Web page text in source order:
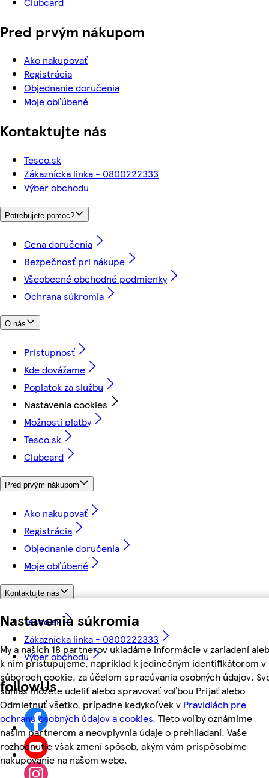
Nastavenia súkromia
My a našich 18 partnerov ukladáme informácie v zariadení
k nim pristupujeme, napríklad k jedinečným identifikátorom v
súboroch cookie, za účelom spracúvania osobných údajov.
súhlas môžete udeliť alebo spravovať voľbou Prijať alebo
Odmietnuť všetko, prípadne kedykoľvek v Pravidlách pre
ochranu osobných údajov a cookies. Tieto voľby oznámime
našim partnerom a neovplyvnia údaje o prehliadaní. Vaše
rozhodnutie však zmení spôsob, akým vám prispôsobíme
nakupovanie na našom webe.
Pred prvým nákupom
Ako nakupovať
Registrácia
Objednanie doručenia
Moje obľúbené
Kontaktujte nás
Tesco.sk
Zákaznícka linka - 0800222333
Výber obchodu
Potrebujete pomoc?
Cena doručenia
Bezpečnosť pri nákupe
Všeobecné obchodné podmienky
Ochrana súkromia
O nás
Prístupnosť
Kde dovážame
Poplatok za službu
Nastavenia cookies
Možnosti platby
Tesco.sk
Clubcard
Pred prvým nákupom
Ako nakupovať
Registrácia
Objednanie doručenia
Moje obľúbené
Kontaktujte nás
Tesco.sk
Zákaznícka linka - 0800222333
Výber obchodu
followUs